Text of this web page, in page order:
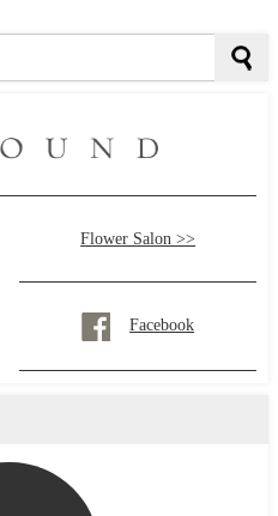
Flower Salon >>
Facebook